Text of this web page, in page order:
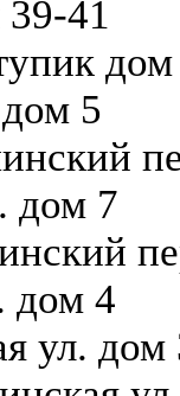
41
5
дом 7
дом 4
ул. дом